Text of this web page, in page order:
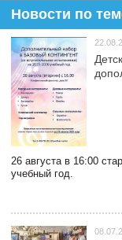
Новости по
26 августа в 16:00
учебный год.